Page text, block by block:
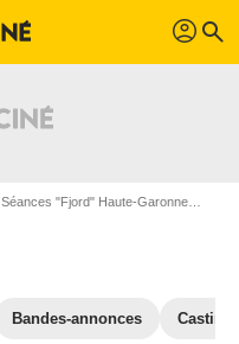
profil search
Séances "Fjord" Haute-Garonne
Bandes-annonces Casting